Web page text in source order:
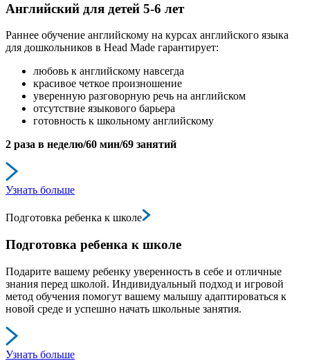
Английский для детей 5-6 лет
Раннее обучение английскому на курсах английского языка
для дошкольников в Head Made гарантирует:
любовь к английскому навсегда
красивое четкое произношение
уверенную разговорную речь на английском
отсутствие языкового барьера
готовность к школьному английскому
2 раза в неделю/60 мин/69 занятий
Узнать больше
Подготовка ребенка к школе
Подготовка ребенка к школе
Подарите вашему ребенку уверенность в себе и отличные
знания перед школой. Индивидуальный подход и игровой
метод обучения помогут вашему малышу адаптироваться к
новой среде и успешно начать школьные занятия.
Узнать больше